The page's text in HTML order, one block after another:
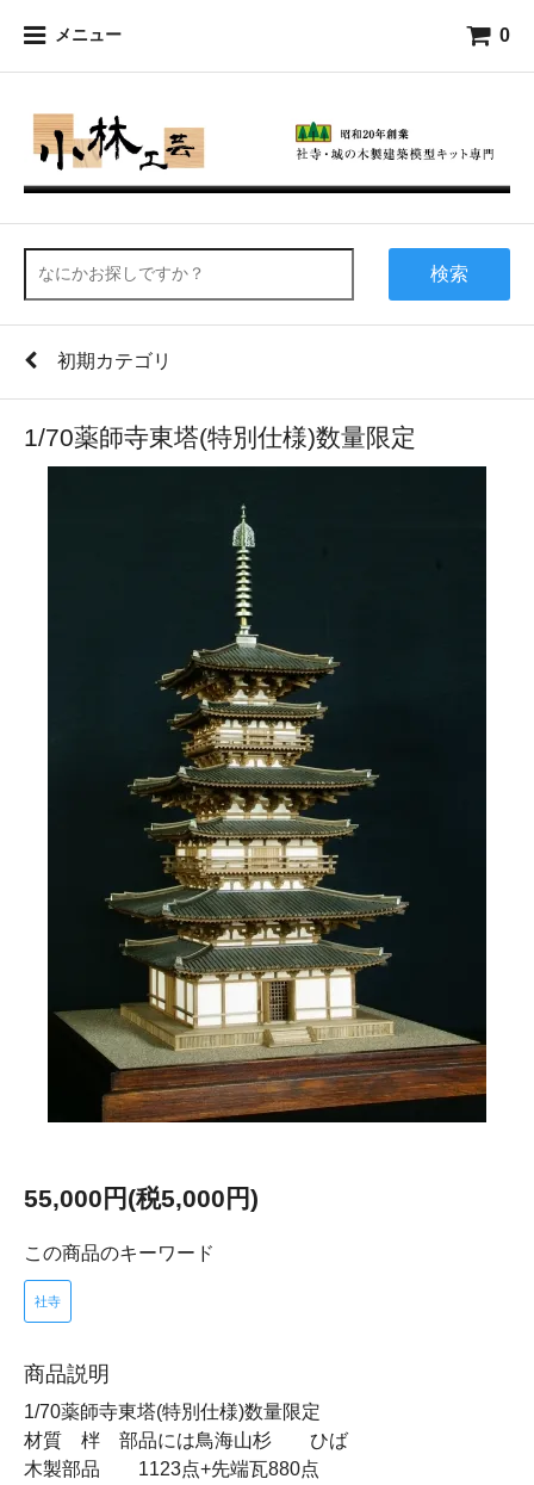
メニュー 0
検索
初期カテゴリ
1/70薬師寺東塔(特別仕様)数量限定
55,000円(税5,000円)
この商品のキーワード
社寺
商品説明
1/70薬師寺東塔(特別仕様)数量限定
材質 柈 部品には鳥海山杉 ひば
木製部品 1123点+先端瓦880点